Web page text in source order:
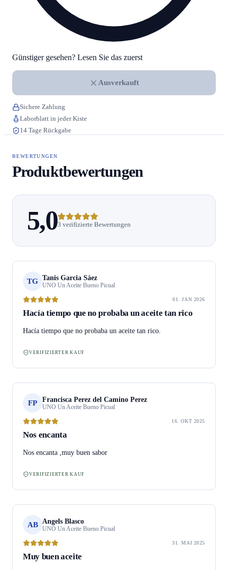
Günstiger gesehen? Lesen Sie das zuerst
Ausverkauft
Sichere Zahlung
Laborblatt in jeder Kiste
14 Tage Rückgabe
BEWERTUNGEN
Produktbewertungen
5,03 verifizierte Bewertungen
TG Tanis Garcia Sáez
UNO Un Aceite Bueno Picual
01. JAN 2026
Hacía tiempo que no probaba un aceite tan rico
Hacía tiempo que no probaba un aceite tan rico.
VERIFIZIERTER KAUF
FP Francisca Perez del Camino Perez
UNO Un Aceite Bueno Picual
16. OKT 2025
Nos encanta
Nos encanta ,muy buen sabor
VERIFIZIERTER KAUF
AB Angels Blasco
UNO Un Aceite Bueno Picual
31. MAI 2025
Muy buen aceite